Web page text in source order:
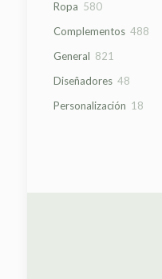
Ropa 580580
Complementos 488488
General 821
Diseñadores 4848
Personalización 1818